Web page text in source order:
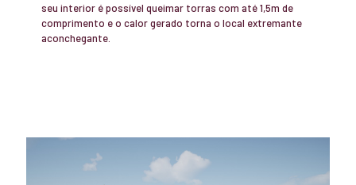
seu interior é possível queimar torras com até 1,5m de
comprimento e o calor gerado torna o local extremante
aconchegante.